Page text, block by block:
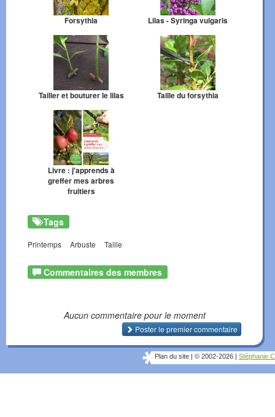
Forsythia Lilas - Syringa vulgaris
Tailler et bouturer le lilas Taille du forsythia
Livre : j'apprends à
greffer mes arbres
fruitiers
Tags
Printemps Arbuste Taille
Commentaires des membres
Aucun commentaire pour le moment
Poster le premier commentaire
Plan du site © 2002-2026 Stéphanie C